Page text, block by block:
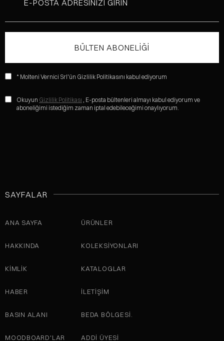
* Molteni Vernici Srl'ün Gizlilik Politikasını kabul ediyorum
Okuyun Gizlilik Politikası , E-posta bültenleri almayı kabul ediyorum ve
aboneliğimi istediğim zaman iptal edebileceğimi onaylıyorum.
SAYFALAR
ANA SAYFA
HAKKINDA
KİMLİK
HABER
BASIN ALANI
MOODBOARD'LAR
ÜRÜNLER
KOLEKSIYONLARI
KATALOGLAR
İLETIŞIM
BEDA BÖLGESI.
ADDI ÜYESI